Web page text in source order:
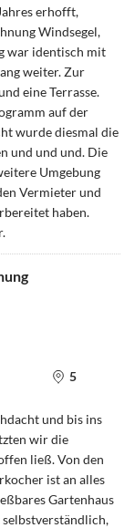
erhofft,
Windsegel,
war identisch mit
weiter. Zur
eine Terrasse.
auf der
wurde diesmal die
und und und. Die
Umgebung
Vermieter und
haben.
5
und bis ins
wir die
ließ. Von den
ist an alles
Gartenhaus
selbstverständlich,